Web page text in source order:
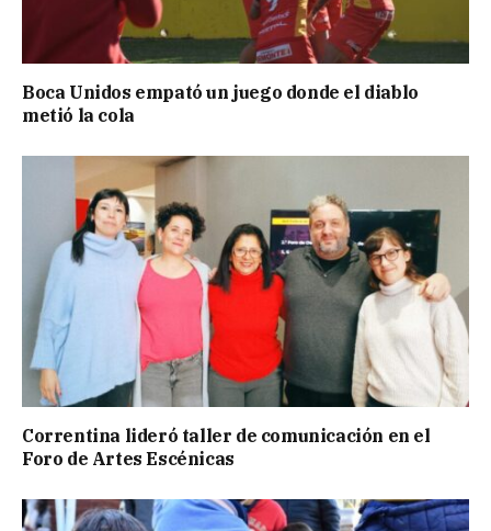
Boca Unidos empató un juego donde el diablo
metió la cola
Correntina lideró taller de comunicación en el
Foro de Artes Escénicas